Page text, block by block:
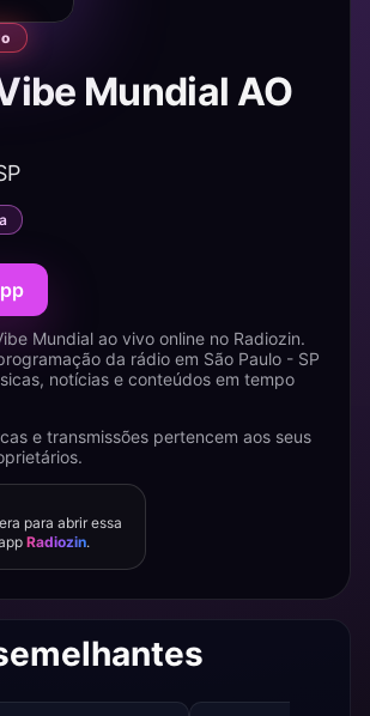
Mundial AO
Mundial ao vivo online no Radiozin.
da rádio em São Paulo - SP
notícias e conteúdos em tempo
e transmissões pertencem aos seus
para abrir essa
Radiozin.